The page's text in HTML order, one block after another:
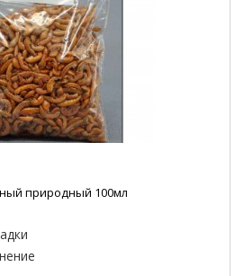
природный 100мл